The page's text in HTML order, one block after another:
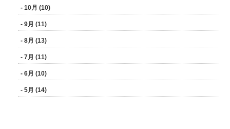
- 10月 (10)
- 9月 (11)
- 8月 (13)
- 7月 (11)
- 6月 (10)
- 5月 (14)